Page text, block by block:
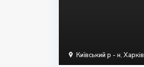
Київський р - н, Харків